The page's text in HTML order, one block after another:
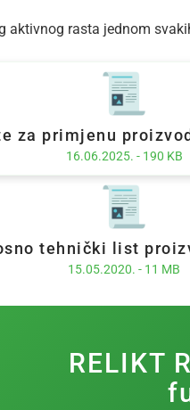
rasta jednom
za primjenu
16.06.2025. - 190 KB
tehnički list
15.05.2020. - 11 MB
RELIKT